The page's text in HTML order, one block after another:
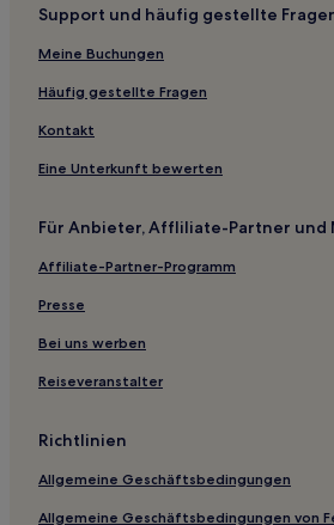
Hotels nahe Universität für Post-
Hotels nahe U-Bahn-Station
China: Hotels
Hotels nahe Haihu Tun Station
Hostels in China
Günstige in Nordchina
Support und häufig gestellte
Meine Buchungen
Häufig gestellte Fragen
Kontakt
Eine Unterkunft bewerten
Für Anbieter, Affliliate-Partner und
Affiliate-Partner-Programm
Presse
Bei uns werben
Reiseveranstalter
Richtlinien
Allgemeine Geschäftsbedingungen
Allgemeine Geschäftsbedingungen von